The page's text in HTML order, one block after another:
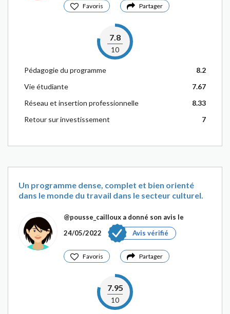
Favoris Partager
7.8
10
Pédagogie du programme
8.2
Vie étudiante
7.67
Réseau et insertion professionnelle
8.33
Retour sur investissement
7
Un programme dense, complet et bien orienté
dans le monde du travail dans le secteur culturel.
@pousse_cailloux a donné son avis le
24/05/2022
Avis vérifié
Favoris Partager
7.95
10